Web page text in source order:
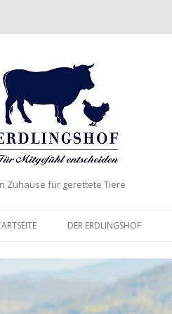
Ein Zuhause für gerettete Tiere
STARTSEITE DER ERDLINGSHOF
DER NAME